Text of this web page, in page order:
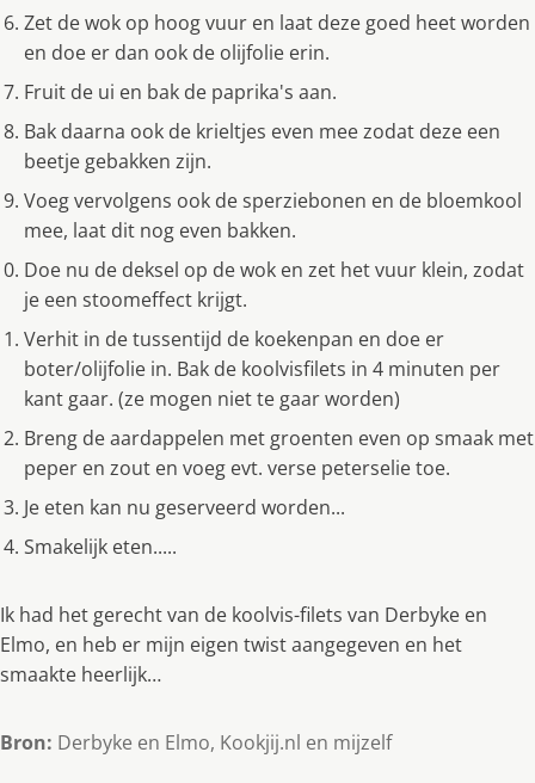
Zet de wok op hoog vuur en laat deze goed heet worden
en doe er dan ook de olijfolie erin.
Fruit de ui en bak de paprika's aan.
Bak daarna ook de krieltjes even mee zodat deze een
beetje gebakken zijn.
Voeg vervolgens ook de sperziebonen en de bloemkool
mee, laat dit nog even bakken.
Doe nu de deksel op de wok en zet het vuur klein, zodat
je een stoomeffect krijgt.
Verhit in de tussentijd de koekenpan en doe er
boter/olijfolie in. Bak de koolvisfilets in 4 minuten per
kant gaar. (ze mogen niet te gaar worden)
Breng de aardappelen met groenten even op smaak met
peper en zout en voeg evt. verse peterselie toe.
Je eten kan nu geserveerd worden...
Smakelijk eten.....
Ik had het gerecht van de koolvis-filets van Derbyke en
Elmo, en heb er mijn eigen twist aangegeven en het
smaakte heerlijk…
Bron: Derbyke en Elmo, Kookjij.nl en mijzelf